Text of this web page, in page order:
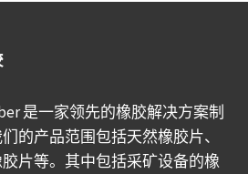
是一家领先的橡胶解决方案制
的产品范围包括天然橡胶片、
片等。其中包括采矿设备的橡